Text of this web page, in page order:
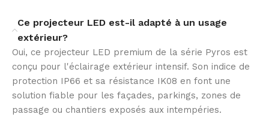
conception assure une grande fiabilité dans des
contextes climatiques variés.
Une installation adaptable
Conçu pour une installation en surface, ce projecteur
LED s’intègre facilement dans de nombreux projets
Ce projecteur LED est-il adapté à un usage
extérieur?
Oui, ce projecteur LED premium de la série Pyros est
conçu pour l'éclairage extérieur intensif. Son indice de
protection IP66 et sa résistance IK08 en font une
solution fiable pour les façades, parkings, zones de
passage ou chantiers exposés aux intempéries.